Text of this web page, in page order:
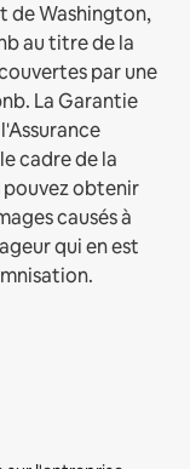
de Washington,
au titre de la
par une
La Garantie
cadre de la
pouvez obtenir
causés à
qui en est